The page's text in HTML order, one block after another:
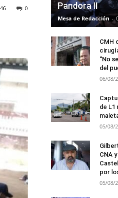
0
Pandora II
Mesa de Redacción -
CMH
“No
del
06/08/
de L1
05/08/
CNA
por
05/08/